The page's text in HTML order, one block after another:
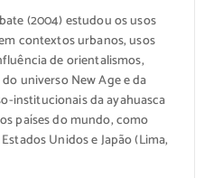
(2004) estudou os usos
contextos urbanos, usos
de orientalismos,
universo New Age e da
institucionais da ayahuasca
países do mundo, como
Unidos e Japão (Lima,